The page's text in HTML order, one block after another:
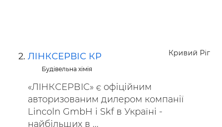
Кривий Ріг
ЛІНКСЕРВІС КР
Будівельна хімія
«ЛІНКСЕРВІС» є офіційним
авторизованим дилером компанії
Lincoln GmbH і Skf в Україні -
найбільших в ...